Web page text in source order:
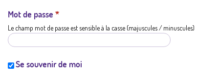
t
i
Mot de passe *
Le champ mot de passe est sensible à la casse (majuscules / minuscules)
Se souvenir de moi